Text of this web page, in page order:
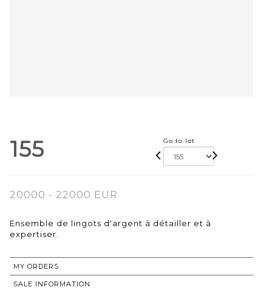
155 Go to lot
20000 - 22000 EUR
Ensemble de lingots d'argent à détailler et à
expertiser.
MY ORDERS
SALE INFORMATION